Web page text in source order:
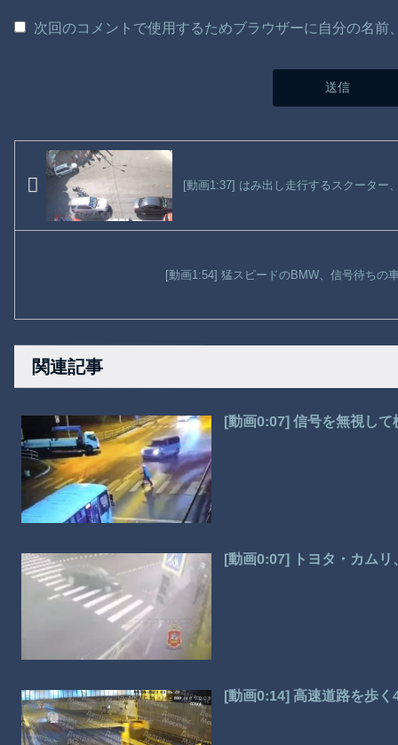
次回のコメントで使用するためブラウザーに自分の名
[動画1:37] はみ出し走行するスクーター
[動画1:54] 猛スピードのBMW、信号待ちの
関連記事
[動画0:07] 信号を無視し
[動画0:07] トヨタ・カムリ
[動画0:14] 高速道路を歩